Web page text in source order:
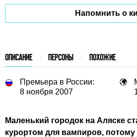
Напомнить о
ОПИСАНИЕ ПЕРСОНЫ ПОХОЖИЕ
Премьера в России:
8 ноября 2007
Маленький городок на Аляске
курортом для вампиров, потому